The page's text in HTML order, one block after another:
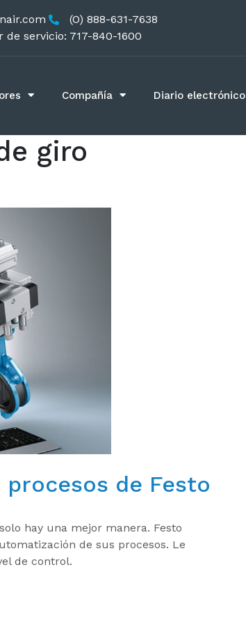
(O) 888-631-7638
de servicio: 717-840-1600
Compañía Diario electrónico
giro
de Festo
hay una mejor manera. Festo
de sus procesos. Le
de control.